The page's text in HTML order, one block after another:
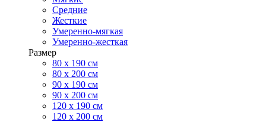
Средние
Жесткие
Умеренно-мягкая
Умеренно-жесткая
Размер
80 х 190 см
80 х 200 см
90 х 190 см
90 х 200 см
120 х 190 см
120 х 200 см